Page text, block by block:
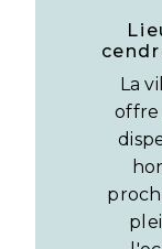
La
offre